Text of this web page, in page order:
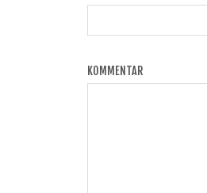
KOMMENTAR